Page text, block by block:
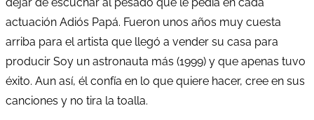
actuación Adiós Papá. Fueron unos años muy cuesta
arriba para el artista que llegó a vender su casa para
producir Soy un astronauta más (1999) y que apenas tuvo
éxito. Aun así, él confía en lo que quiere hacer, cree en sus
canciones y no tira la toalla.